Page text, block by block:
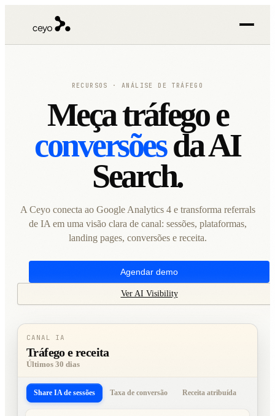
RECURSOS · ANÁLISE DE TRÁFEGO
Meça tráfego e
conversõesda AI
Search.
A Ceyo conecta ao Google Analytics 4 e transforma referrals
de IA em uma visão clara de canal: sessões, plataformas,
landing pages, conversões e receita.
Agendar demo
Ver AI Visibility
CANAL IA
Tráfego e receita
Últimos 30 dias
Share IA de sessões Taxa de conversão Receita atribuída